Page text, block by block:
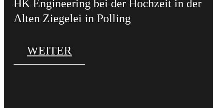
HK Engineering bei der Hochzeit in der
Alten Ziegelei in Polling
WEITER